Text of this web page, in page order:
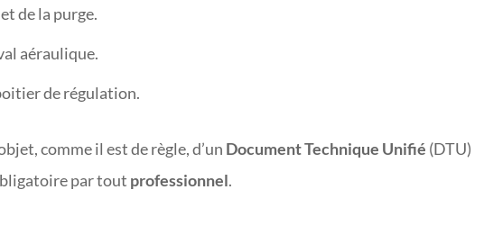
de la purge.
aéraulique.
de régulation.
comme il est de règle, d’un Document Technique Unifié (DTU)
par tout professionnel.